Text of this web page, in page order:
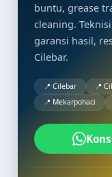
buntu, grease
cleaning.
garansi hasil,
Cilebar.
📍 Cilebar 📍
📍 Mekarpohaci